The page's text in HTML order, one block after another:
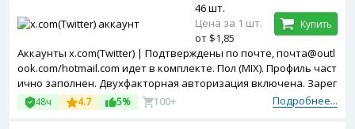
Аккаунты x.com(Twitter) | Подтверждены по почте, почта@outl
ook.com/hotmail.com идет в комплекте. Пол (MIX). Профиль част
ично заполнен. Двухфакторная авторизация включена. Зарег
истрированы с South Korea ip.
Подробнее...
48ч 4.7 5% 100+
46 шт.
Цена за 1 шт.
от $1,85
Купить